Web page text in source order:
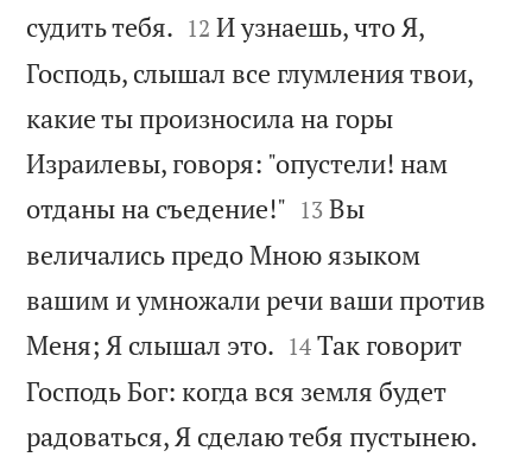
судить тебя. 

12 И узнаешь, что Я,
Господь, слышал все глумления твои,
какие ты произносила на горы
Израилевы, говоря: "опустели! нам
отданы на съедение!" 

13 Вы
величались предо Мною языком
вашим и умножали речи ваши против
Меня; Я слышал это. 

14 Так говорит
Господь Бог: когда вся земля будет
радоваться, Я сделаю тебя пустынею.